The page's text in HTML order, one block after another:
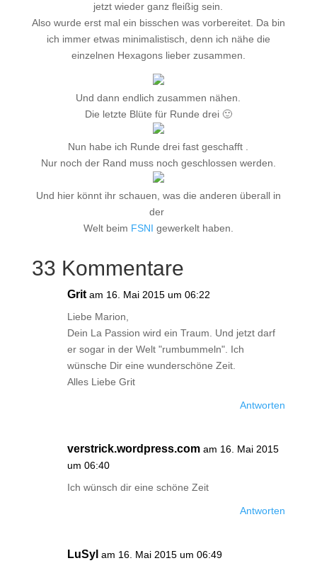
jetzt wieder ganz fleißig sein.
Also wurde erst mal ein bisschen was vorbereitet. Da bin
ich immer etwas minimalistisch, denn ich nähe die
einzelnen Hexagons lieber zusammen.
Und dann endlich zusammen nähen.
Die letzte Blüte für Runde drei 🙂
Nun habe ich Runde drei fast geschafft .
Nur noch der Rand muss noch geschlossen werden.
Und hier könnt ihr schauen, was die anderen überall in
der
Welt beim FSNI gewerkelt haben.
33 Kommentare
Grit am 16. Mai 2015 um 06:22
Liebe Marion,
Dein La Passion wird ein Traum. Und jetzt darf
er sogar in der Welt "rumbummeln". Ich
wünsche Dir eine wunderschöne Zeit.
Alles Liebe Grit
Antworten
verstrick.wordpress.com am 16. Mai 2015
um 06:40
Ich wünsch dir eine schöne Zeit
Antworten
LuSyl am 16. Mai 2015 um 06:49